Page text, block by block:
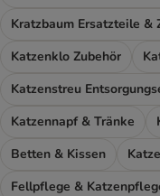
Katzenklo Zubehör
Katzenstreu
Katzennapf & Tränke
Betten & Kissen